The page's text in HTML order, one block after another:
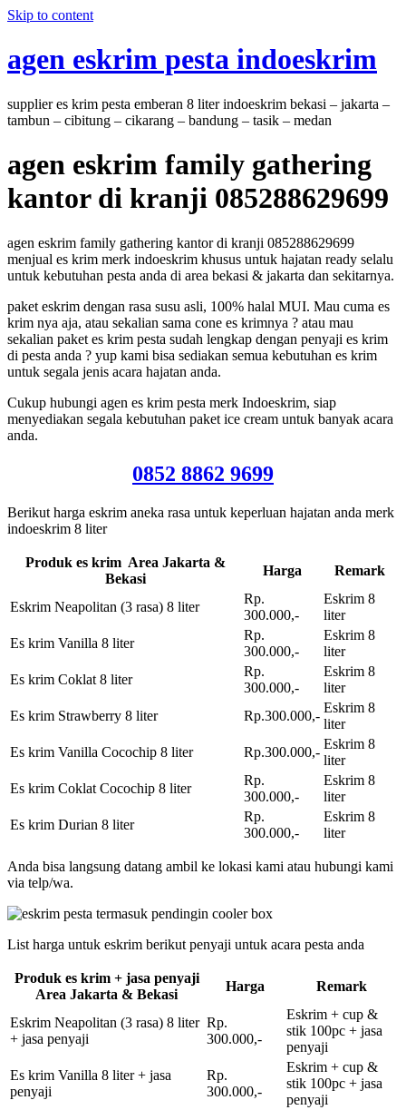
Skip to content
agen eskrim pesta indoeskrim
supplier es krim pesta emberan 8 liter indoeskrim bekasi – jakarta –
tambun – cibitung – cikarang – bandung – tasik – medan
agen eskrim family gathering
kantor di kranji 085288629699
agen eskrim family gathering kantor di kranji 085288629699
menjual es krim merk indoeskrim khusus untuk hajatan ready selalu
untuk kebutuhan pesta anda di area bekasi & jakarta dan sekitarnya.
paket eskrim dengan rasa susu asli, 100% halal MUI. Mau cuma es
krim nya aja, atau sekalian sama cone es krimnya ? atau mau
sekalian paket es krim pesta sudah lengkap dengan penyaji es krim
di pesta anda ? yup kami bisa sediakan semua kebutuhan es krim
untuk segala jenis acara hajatan anda.
Cukup hubungi agen es krim pesta merk Indoeskrim, siap
menyediakan segala kebutuhan paket ice cream untuk banyak acara
anda.
0852 8862 9699
Berikut harga eskrim aneka rasa untuk keperluan hajatan anda merk
indoeskrim 8 liter
Produk es krim Area Jakarta &
Bekasi
Harga Remark
Eskrim Neapolitan (3 rasa) 8 liter
Rp.
300.000,-
Eskrim 8
liter
Es krim Vanilla 8 liter
Rp.
300.000,-
Eskrim 8
liter
Es krim Coklat 8 liter
Rp.
300.000,-
Eskrim 8
liter
Es krim Strawberry 8 liter
Rp.300.000,-
Eskrim 8
liter
Es krim Vanilla Cocochip 8 liter
Rp.300.000,-
Eskrim 8
liter
Es krim Coklat Cocochip 8 liter
Rp.
300.000,-
Eskrim 8
liter
Es krim Durian 8 liter
Rp.
300.000,-
Eskrim 8
liter
Anda bisa langsung datang ambil ke lokasi kami atau hubungi kami
via telp/wa.
List harga untuk eskrim berikut penyaji untuk acara pesta anda
Produk es krim + jasa penyaji
Area Jakarta & Bekasi
Harga Remark
Eskrim Neapolitan (3 rasa) 8 liter
+ jasa penyaji
Rp.
300.000,-
Eskrim + cup &
stik 100pc + jasa
penyaji
Es krim Vanilla 8 liter + jasa
penyaji
Rp.
300.000,-
Eskrim + cup &
stik 100pc + jasa
penyaji